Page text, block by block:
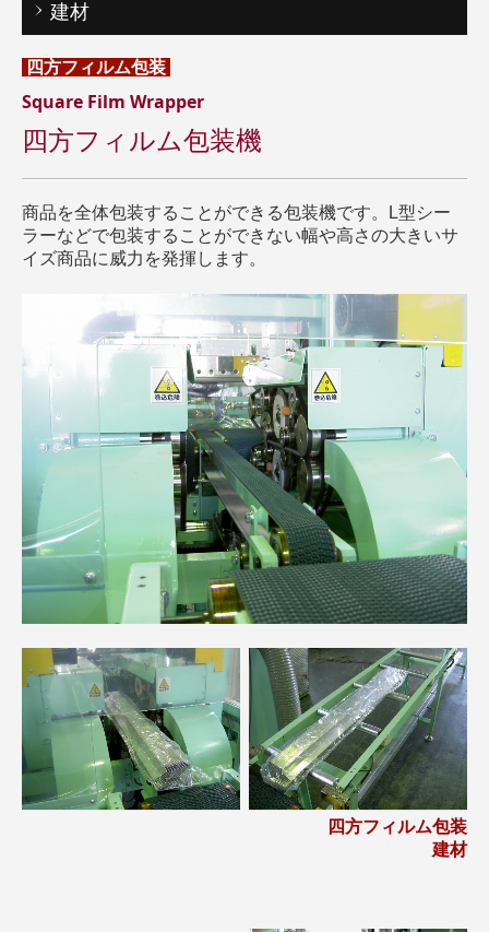
建材
四方フィルム包装
Square Film Wrapper
四方フィルム包装機
商品を全体包装することができる包装機です。L型シー
ラーなどで包装することができない幅や高さの大きいサ
イズ商品に威力を発揮します。
四方フィルム包装
建材